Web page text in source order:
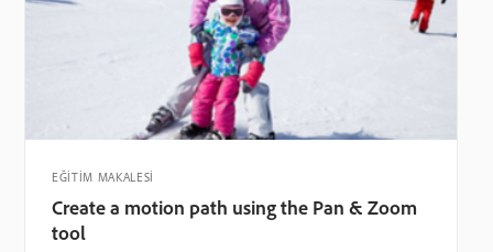
EĞİTİM MAKALESİ
Create a motion path using the Pan & Zoom
tool